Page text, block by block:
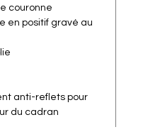
couronne
en positif gravé au
anti-reflets pour
du cadran